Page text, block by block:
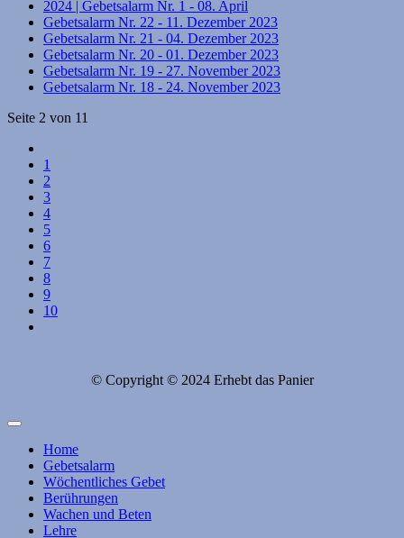
2024 | Gebetsalarm Nr. 1 - 08. April
Gebetsalarm Nr. 22 - 11. Dezember 2023
Gebetsalarm Nr. 21 - 04. Dezember 2023
Gebetsalarm Nr. 20 - 01. Dezember 2023
Gebetsalarm Nr. 19 - 27. November 2023
Gebetsalarm Nr. 18 - 24. November 2023
Seite 2 von 11
1
2
3
4
5
6
7
8
9
10
© Copyright © 2024 Erhebt das Panier
Home
Gebetsalarm
Wöchentliches Gebet
Berührungen
Wachen und Beten
Lehre